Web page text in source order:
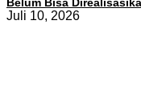
Juli 10, 2026